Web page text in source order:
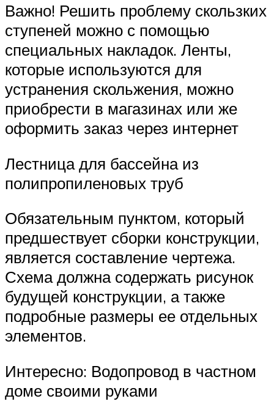
Важно! Решить проблему скользких
ступеней можно с помощью
специальных накладок. Ленты,
которые используются для
устранения скольжения, можно
приобрести в магазинах или же
оформить заказ через интернет
Лестница для бассейна из
полипропиленовых труб
Обязательным пунктом, который
предшествует сборки конструкции,
является составление чертежа.
Схема должна содержать рисунок
будущей конструкции, а также
подробные размеры ее отдельных
элементов.
Интересно: Водопровод в частном
доме своими руками